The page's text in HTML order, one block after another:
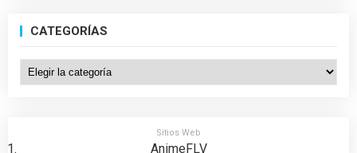
CATEGORÍAS
Categorías
Sitios Web
AnimeFLV